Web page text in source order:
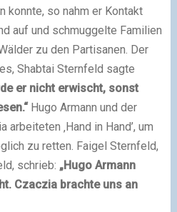
konnte, so nahm er Kontakt
auf und schmuggelte Familien
zu den Partisanen. Der
Shabtai Sternfeld sagte
er nicht erwischt, sonst
Hugo Armann und der
arbeiteten ‚Hand in Hand’, um
zu retten. Faigel Sternfeld,
schrieb: „Hugo Armann
Czaczia brachte uns an